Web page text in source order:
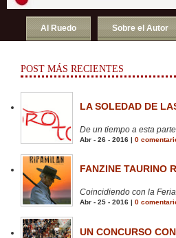
Al Ruedo Sobre el Autor
POST MÁS RECIENTES
LA SOLEDAD DE
De un tiempo a esta
Abr - 26 - 2016 | 0
FANZINE TAURINO
Coincidiendo con la
Abr - 25 - 2016 | 0
UN CONCURSO